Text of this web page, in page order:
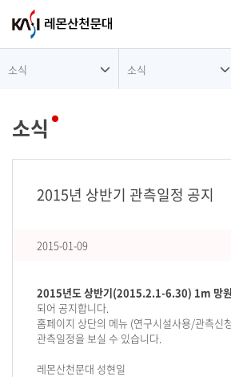
소식
소식
소식
2015년 상반기 관측일정 공지
2015-01-09
2015년도 상반기(2015.2.1-6.30) 1m 망원
되어 공지합니다.
홈페이지 상단의 메뉴 (연구시설사용/관측신
관측일정을 보실 수 있습니다.
레몬산천문대 성현일